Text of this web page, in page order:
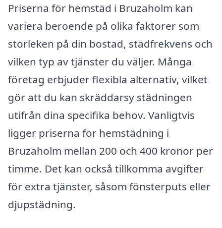
Priserna för hemstäd i Bruzaholm kan
variera beroende på olika faktorer som
storleken på din bostad, städfrekvens och
vilken typ av tjänster du väljer. Många
företag erbjuder flexibla alternativ, vilket
gör att du kan skräddarsy städningen
utifrån dina specifika behov. Vanligtvis
ligger priserna för hemstädning i
Bruzaholm mellan 200 och 400 kronor per
timme. Det kan också tillkomma avgifter
för extra tjänster, såsom fönsterputs eller
djupstädning.